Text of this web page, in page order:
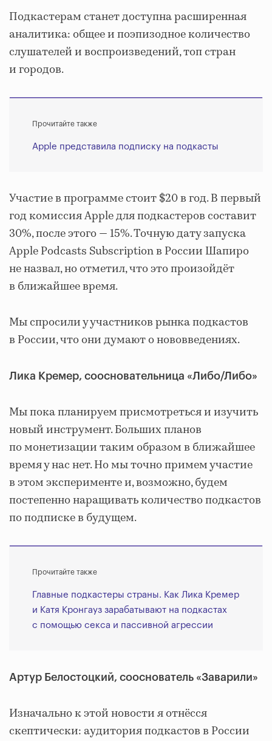
Подкастерам станет доступна расширенная
аналитика: общее и поэпизодное количество
слушателей и воспроизведений, топ стран
и городов.
Прочитайте также
Apple представила подписку на подкасты
Участие в программе стоит $20 в год. В первый
год комиссия Apple для подкастеров составит
30%, после этого — 15%. Точную дату запуска
Apple Podcasts Subscription в России Шапиро
не назвал, но отметил, что это произойдёт
в ближайшее время.
Мы спросили у участников рынка подкастов
в России, что они думают о нововведениях.
Лика Кремер, соосновательница «Либо/Либо»
Мы пока планируем присмотреться и изучить
новый инструмент. Больших планов
по монетизации таким образом в ближайшее
время у нас нет. Но мы точно примем участие
в этом эксперименте и, возможно, будем
постепенно наращивать количество подкастов
по подписке в будущем.
Прочитайте также
Главные подкастеры страны. Как Лика Кремер
и Катя Кронгауз зарабатывают на подкастах
с помощью секса и пассивной агрессии
Артур Белостоцкий, сооснователь «Заварили»
Изначально к этой новости я отнёсся
скептически: аудитория подкастов в России